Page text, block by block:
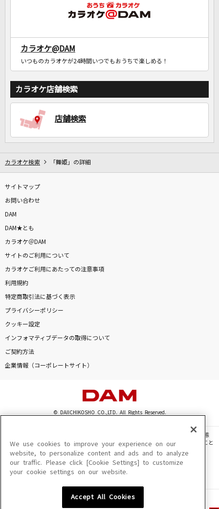
カラオケ@DAM
いつものカラオケが24時間いつでもおうちで楽しめる！
カラオケ店舗検索
店舗検索
カラオケ検索 「舞姫」の詳細
サイトマップ
お問い合わせ
DAM
DAM★とも
カラオケ＠DAM
サイトのご利用について
カラオケご利用にあたっての注意事項
利用規約
特定商取引法に基づく表示
プライバシーポリシー
クッキー設定
インフォマティブデータの取得について
ご契約方法
企業情報（コーポレートサイト）
© DAIICHIKOSHO CO.,LTD. All Rights Reserved.
このサイトに掲載されている一切の文章・画像・写真・動画・音声等を、手段や形態
を問わず、著作権法の定める範囲を超えて無断で複製、転載、ファイル化などすること
を禁じます。
楽曲及びコンテンツは、機種によりご利用いただけない場合があります。
楽曲及びコンテンツの配信日、配信内容が変更になる場合があります。
We use cookies to improve your experience on our
website, to personalize content and ads and to analyze
our traffic. Please click [Cookie Settings] to customize
your cookie settings on our website.
Accept All Cookies